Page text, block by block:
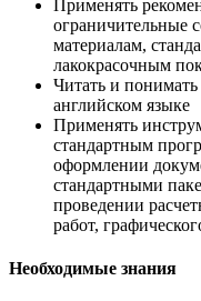
Применять
ограничительные
материалам,
лакокрасочным
Читать и
английском языке
Применять
стандартным
оформлении
стандартными
проведении
работ,
Необходимые знания